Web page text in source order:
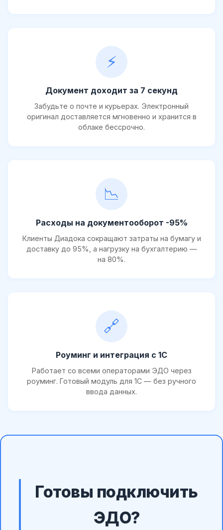
⚡
Документ доходит за 7 секунд
Забудьте о почте и курьерах. Электронный
оригинал доставляется мгновенно и хранится в
облаке бессрочно.
📉
Расходы на документооборот -95%
Клиенты Диадока сокращают затраты на бумагу и
доставку до 95%, а нагрузку на бухгалтерию —
на 80%.
🔗
Роуминг и интеграция с 1С
Работает со всеми операторами ЭДО через
роуминг. Готовый модуль для 1С — без ручного
ввода данных.
Готовы подключить
ЭДО?